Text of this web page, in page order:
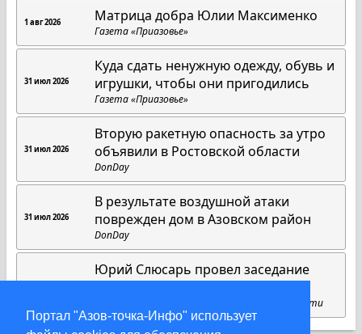
Портал "Азов-точка-Инфо" использует
1 авг 2026 Матрица добра Юлии Максименко
Газета «Приазовье»
31 июл 2026
Куда сдать ненужную одежду, обувь и
игрушки, чтобы они пригодились
Газета «Приазовье»
31 июл 2026
Вторую ракетную опасность за утро
объявили в Ростовской области
DonDay
31 июл 2026
В результате воздушной атаки
поврежден дом в Азовском район
DonDay
Юрий Слюсарь провел заседание
Пресс-служба губернатора Ростовской области